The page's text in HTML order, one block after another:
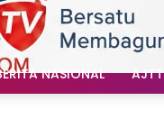
NASIONAL